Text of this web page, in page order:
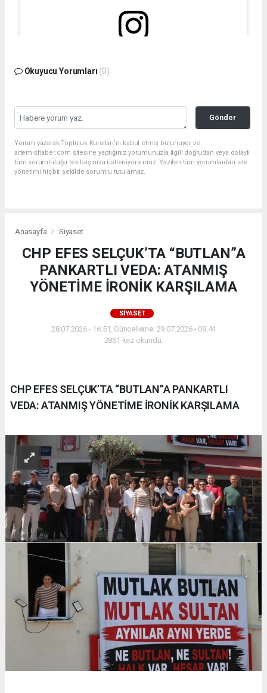
Okuyucu Yorumları (0)
Gönder
Yorum yazarak Topluluk Kuralları’nı kabul etmiş bulunuyor ve
artemishaber.com sitesine yaptığınız yorumunuzla ilgili doğrudan veya dolaylı
tüm sorumluluğu tek başınıza üstleniyorsunuz. Yazılan tüm yorumlardan site
yönetimi hiçbir şekilde sorumlu tutulamaz.
Anasayfa Siyaset
CHP EFES SELÇUK’TA “BUTLAN”A
PANKARTLI VEDA: ATANMIŞ
YÖNETİME İRONİK KARŞILAMA
SIYASET
28.07.2026 - 16:51, Güncelleme: 29.07.2026 - 09:44
2861 kez okundu.
CHP EFES SELÇUK’TA “BUTLAN”A PANKARTLI
VEDA: ATANMIŞ YÖNETİME İRONİK KARŞILAMA